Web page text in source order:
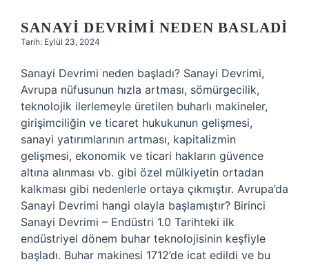
SANAYI DEVRIMI NEDEN BASLADI
Tarih: Eylül 23, 2024
Sanayi Devrimi neden başladı? Sanayi Devrimi,
Avrupa nüfusunun hızla artması, sömürgecilik,
teknolojik ilerlemeyle üretilen buharlı makineler,
girişimciliğin ve ticaret hukukunun gelişmesi,
sanayi yatırımlarının artması, kapitalizmin
gelişmesi, ekonomik ve ticari hakların güvence
altına alınması vb. gibi özel mülkiyetin ortadan
kalkması gibi nedenlerle ortaya çıkmıştır. Avrupa’da
Sanayi Devrimi hangi olayla başlamıştır? Birinci
Sanayi Devrimi – Endüstri 1.0 Tarihteki ilk
endüstriyel dönem buhar teknolojisinin keşfiyle
başladı. Buhar makinesi 1712’de icat edildi ve bu